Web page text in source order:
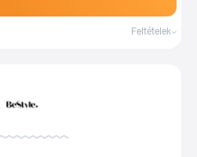
Feltételek